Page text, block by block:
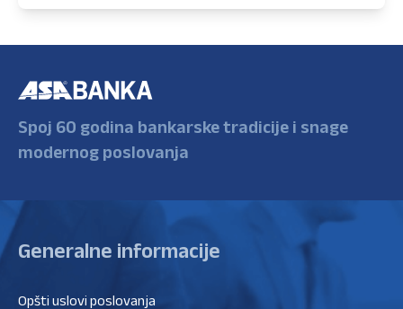
Spoj 60 godina bankarske tradicije i snage
modernog poslovanja
Generalne informacije
Opšti uslovi poslovanja